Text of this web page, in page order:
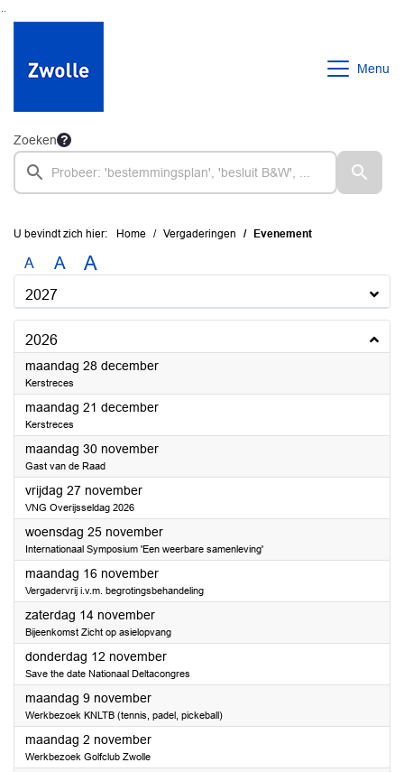
Ga naar de inhoud van deze pagina
Ga naar het zoeken
Ga naar het menu
Menu
Zoeken
U bevindt zich hier: Home Vergaderingen Evenement
A A A
2027
2026
maandag 28 december2026
Kerstreces
maandag 21 december2026
Kerstreces
maandag 30 november2026
Gast van de Raad
vrijdag 27 november2026
VNG Overijsseldag 2026
woensdag 25 november2026
Internationaal Symposium 'Een weerbare samenleving'
maandag 16 november2026
Vergadervrij i.v.m. begrotingsbehandeling
zaterdag 14 november2026
Bijeenkomst Zicht op asielopvang
donderdag 12 november2026
Save the date Nationaal Deltacongres
maandag 9 november2026
Werkbezoek KNLTB (tennis, padel, pickeball)
maandag 2 november2026
Werkbezoek Golfclub Zwolle